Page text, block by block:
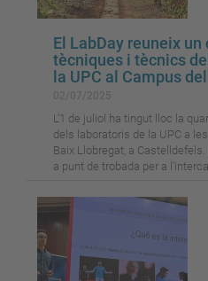
El LabDay reuneix un
tècniques i tècnics
la UPC al Campus
L'1 de juliol ha tingut lloc la
dels laboratoris de la UPC a
Baix Llobregat, a
a punt de trobada per a